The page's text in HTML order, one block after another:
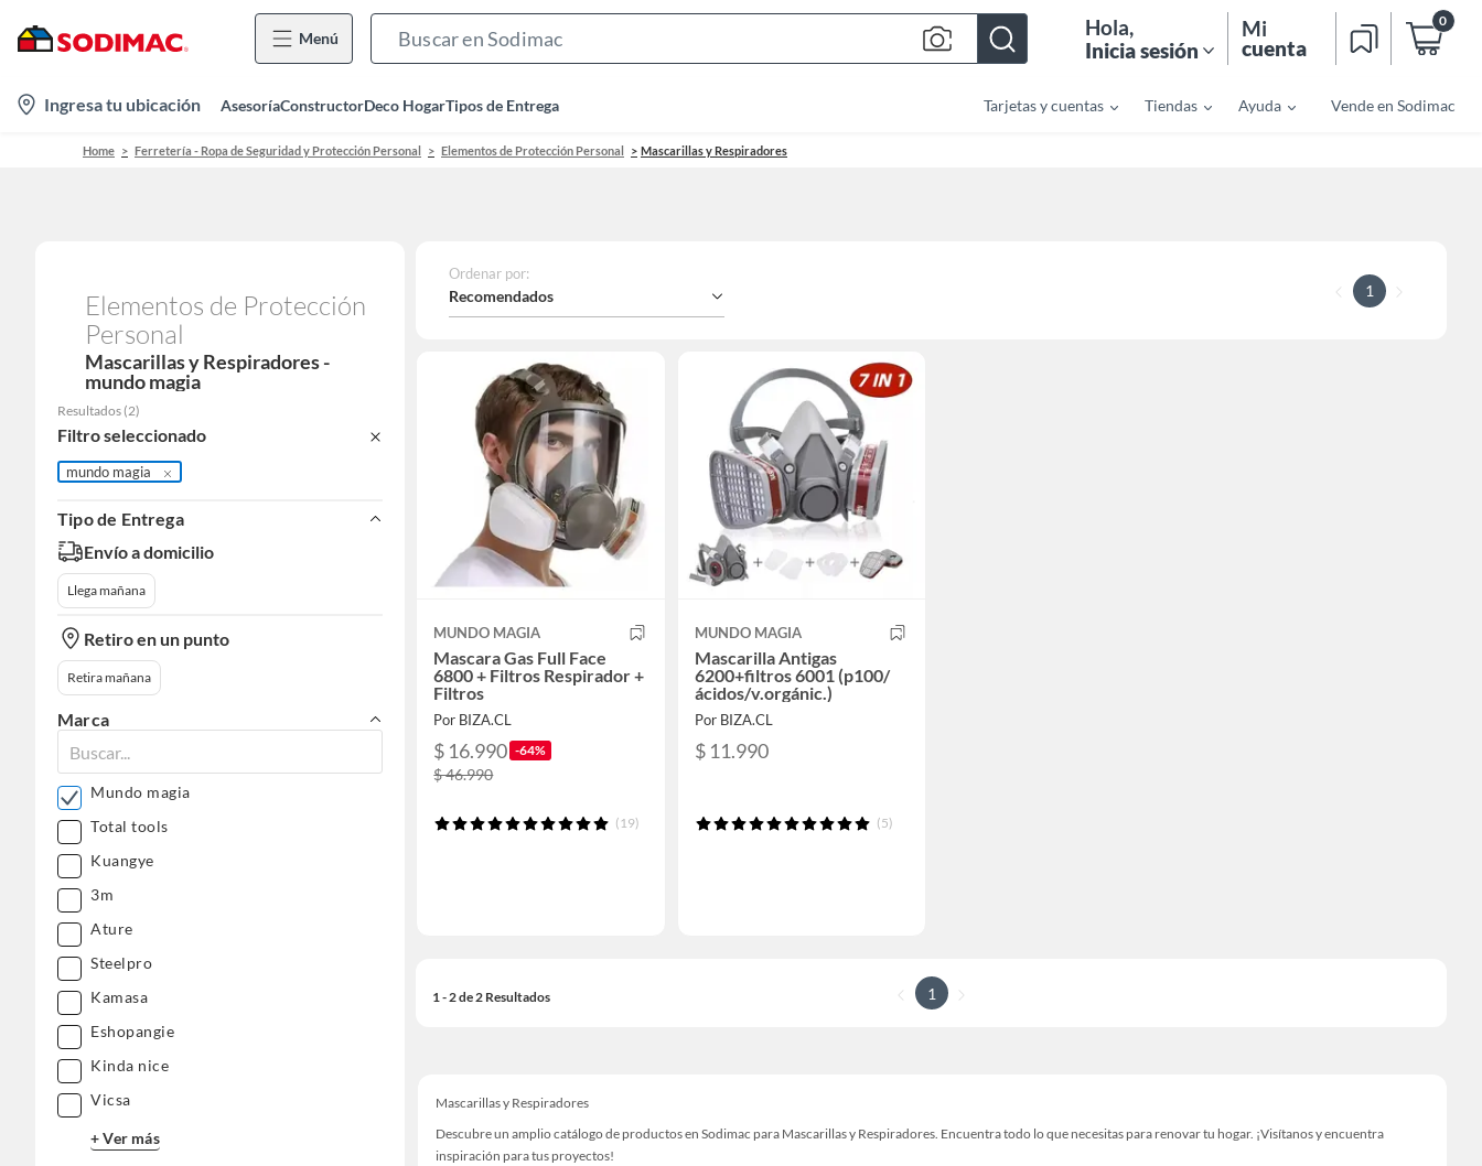
Menú
Bar
Hola,
Inicia sesión
Mi
cuenta
0
location-
icon
Ingresa tu ubicación AsesoríaConstructorDeco HogarTipos de Entrega Tarjetas y cuentas Tiendas Ayuda Vende en Sodimac
Home Ferretería - Ropa de Seguridad y Protección Personal Elementos de Protección Personal Mascarillas y Respiradores
Elementos de Protección
Personal
Mascarillas y Respiradores -
mundo magia
Resultados (2)
Filtro seleccionado
mundo magia
Tipo de Entrega
Envío a domicilio
Llega mañana
Retiro en un punto
Retira mañana
Marca
Mundo magia
Total tools
Kuangye
3m
Ature
Steelpro
Kamasa
Eshopangie
Kinda nice
Vicsa
+ Ver más
Ordenar por:
Recomendados 1
MUNDO MAGIA
Mascara Gas Full Face
6800 + Filtros Respirador +
Filtros
Por BIZA.CL
$ 16.990 -64%
$ 46.990
(19)
MUNDO MAGIA
Mascarilla Antigas
6200+filtros 6001 (p100/
ácidos/v.orgánic.)
Por BIZA.CL
$ 11.990
(5)
1 - 2 de 2 Resultados 1
Mascarillas y Respiradores
Descubre un amplio catálogo de productos en Sodimac para Mascarillas y Respiradores. Encuentra todo lo que necesitas para renovar tu hogar. ¡Visítanos y encuentra
inspiración para tus proyectos!